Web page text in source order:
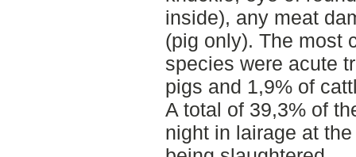
inside), any meat
(pig only). The most
species were acute
pigs and 1,9% of
A total of 39,3% of
night in lairage at